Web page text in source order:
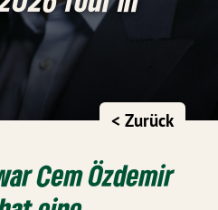
< Zurück
Cem Özdemir